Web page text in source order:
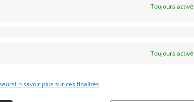
Toujours activé
Toujours activé
En savoir plus sur ces finalités